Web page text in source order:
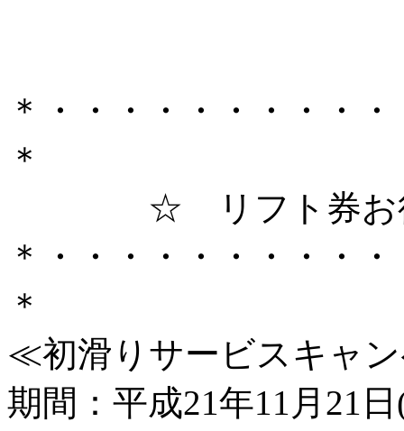
＊・・・・・・・・・
＊
☆ リフト券お
＊・・・・・・・・・
＊
≪初滑りサービスキャ
期間：平成21年11月21